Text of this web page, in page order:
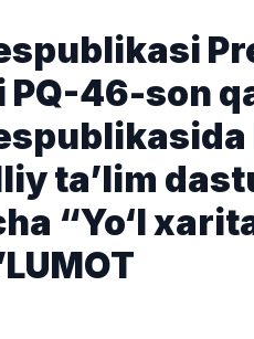
46-son
ta’lim
“Yo‘l